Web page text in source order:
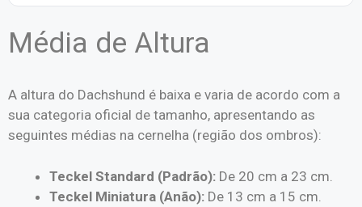
Média de Altura
A altura do Dachshund é baixa e varia de acordo com a
sua categoria oficial de tamanho, apresentando as
seguintes médias na cernelha (região dos ombros):
Teckel Standard (Padrão): De 20 cm a 23 cm.
Teckel Miniatura (Anão): De 13 cm a 15 cm.